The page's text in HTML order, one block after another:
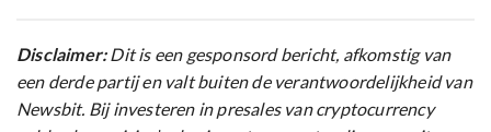
Disclaimer:Dit is een gesponsord bericht, afkomstig van
een derde partij en valt buiten de verantwoordelijkheid van
Newsbit. Bij investeren in presales van cryptocurrency